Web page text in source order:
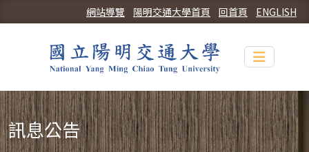
ENGLISH
回首頁
陽明交通大學首頁
網站導覽
Toggle
訊息公告